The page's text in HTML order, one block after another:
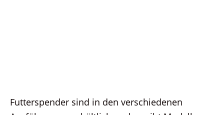
Futterspender sind in den verschiedenen